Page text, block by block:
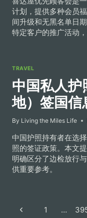
计划，提供多种会员
间升级和无黑名单日
特定客户的推广活动
TRAVEL
中国私人护
地）签国信
By Living the Miles Life
中国护照持有者在选
照的签证政策。本文
明确区分了边检放行
供重要参考。
Page
Previous1 …